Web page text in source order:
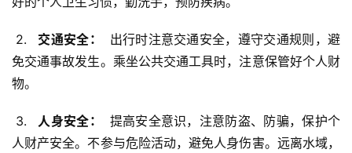
2.
  交通安全：
出行时注意交通安全，遵守交通规则，避
免交通事故发生。乘坐公共交通工具时，注意保管好个人财
物。
3.
  人身安全：
提高安全意识，注意防盗、防骗，保护个
人财产安全。不参与危险活动，避免人身伤害。远离水域，